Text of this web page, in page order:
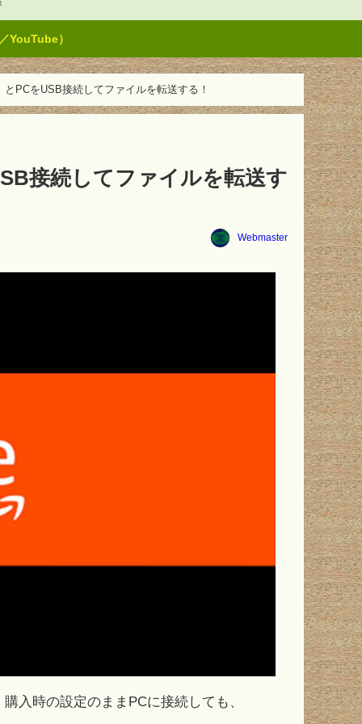
YouTube）
PCをUSB接続してファイルを転送する！
接続してファイルを転送す
Webmaster
入時の設定のままPCに接続しても、